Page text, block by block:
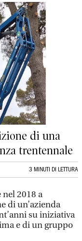
di una
trentennale
3 MINUTI DI LETTURA
nel 2018 a
di un’azienda
su iniziativa
e di un gruppo